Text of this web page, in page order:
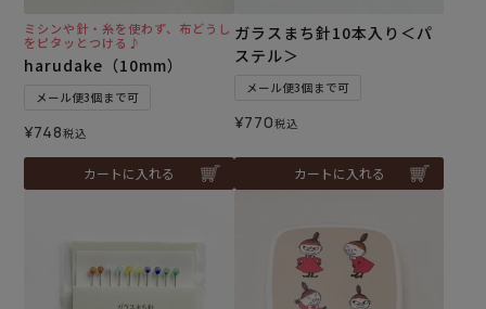
ミシンや針・糸を使わず、布どうし
をピタッとつける♪
harudake（10mm）
メール便3個まで可
¥748税込
カートに入れる
ガラスまち針10本入り＜パ
ステル＞
メール便3個まで可
¥770税込
カートに入れる